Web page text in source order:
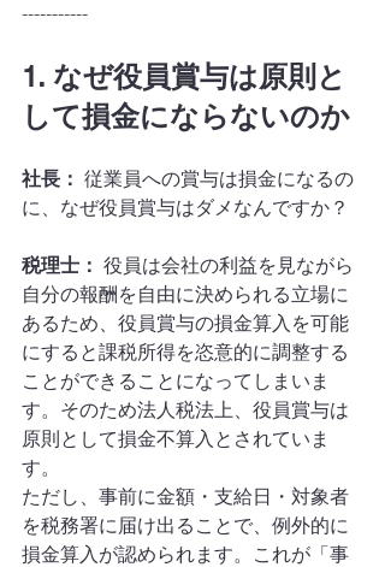
-----------
1. なぜ役員賞与は原則と
して損金にならないのか
社長： 従業員への賞与は損金になるの
に、なぜ役員賞与はダメなんですか？
税理士： 役員は会社の利益を見ながら
自分の報酬を自由に決められる立場に
あるため、役員賞与の損金算入を可能
にすると課税所得を恣意的に調整する
ことができることになってしまいま
す。そのため法人税法上、役員賞与は
原則として損金不算入とされていま
す。
ただし、事前に金額・支給日・対象者
を税務署に届け出ることで、例外的に
損金算入が認められます。これが「事